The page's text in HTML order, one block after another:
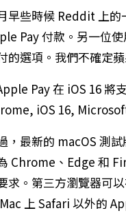
早些時候 Reddit 上的
Pay 付款。另一位
的選項。我們不確定
，最新的 macOS 測
Chrome、Edge 和
求。第三方瀏覽器可
上 Safari 以外的